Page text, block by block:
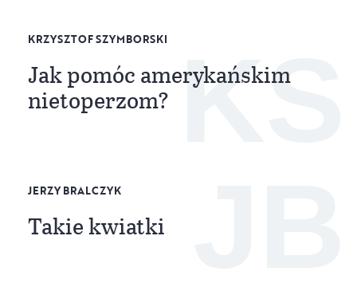
KRZYSZTOF SZYMBORSKI
Jak pomóc amerykańskim
nietoperzom? KS
JERZY BRALCZYK
Takie kwiatki